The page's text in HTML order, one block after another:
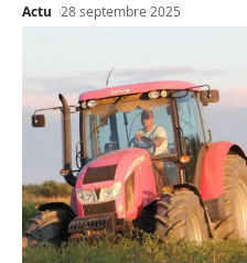
Actu 28 septembre 2025